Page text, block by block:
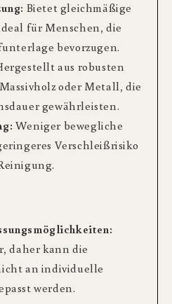
Bietet gleichmäßige
für Menschen, die
bevorzugen.
aus robusten
oder Metall, die
gewährleisten.
Weniger bewegliche
Verschleißrisiko
daher kann die
an individuelle
werden.